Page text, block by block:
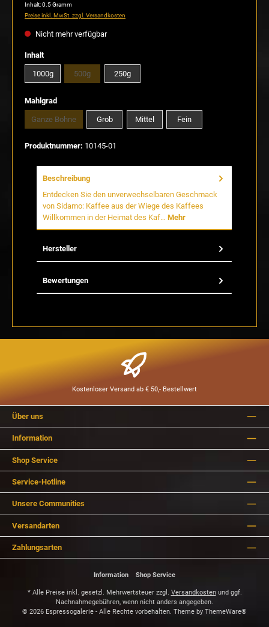
Inhalt:0.5 Gramm
Preise inkl. MwSt. zzgl. Versandkosten
Nicht mehr verfügbar
Inhaltauswählen
1000g 500g(Diese Option ist zurzeit nicht verfügbar.)
250g
Mahlgradauswählen
Ganze Bohne(Diese Option ist zurzeit nicht verfügbar.)
Grob Mittel Fein
Produktnummer: 10145-01
Beschreibung
Entdecken Sie den unverwechselbaren Geschmack
von Sidamo: Kaffee aus der Wiege des Kaffees
Willkommen in der Heimat des Kaf… Mehr
Hersteller
Bewertungen
Kostenloser Versand ab € 50,- Bestellwert
Über uns
Information
Shop Service
Service-Hotline
Unsere Communities
Versandarten
Zahlungsarten
Information Shop Service
* Alle Preise inkl. gesetzl. Mehrwertsteuer zzgl. Versandkostenund ggf.
Nachnahmegebühren, wenn nicht anders angegeben.
© 2026 Espressogalerie - Alle Rechte vorbehalten. Theme by ThemeWare®